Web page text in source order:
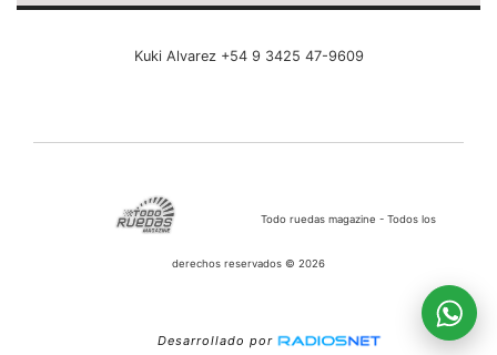
Kuki Alvarez +54 9 3425 47-9609
Todo ruedas magazine - Todos los
derechos reservados © 2026
Desarrollado por